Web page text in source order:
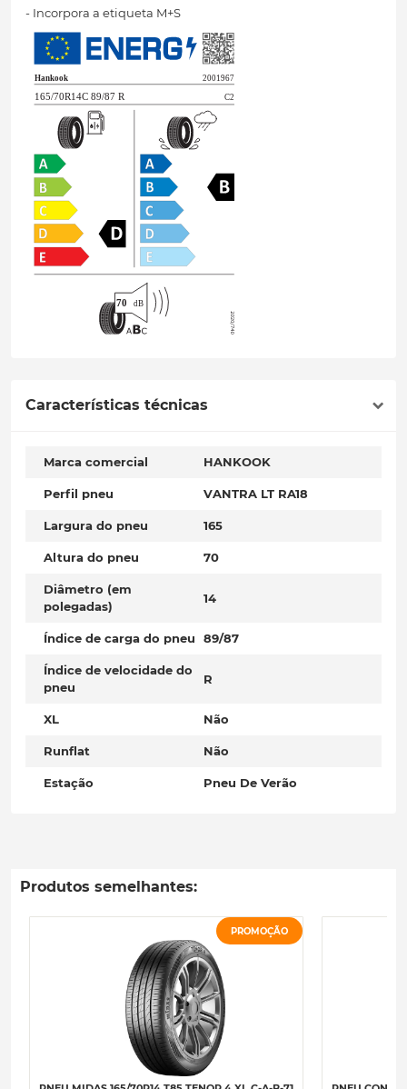
- Incorpora a etiqueta M+S
Características técnicas
Marca comercial HANKOOK
Perfil pneu VANTRA LT RA18
Largura do pneu 165
Altura do pneu 70
Diâmetro (em
polegadas)
14
Índice de carga do pneu 89/87
Índice de velocidade do
pneu
R
XL Não
Runflat Não
Estação Pneu De Verão
Produtos semelhantes:
PROMOÇÃO